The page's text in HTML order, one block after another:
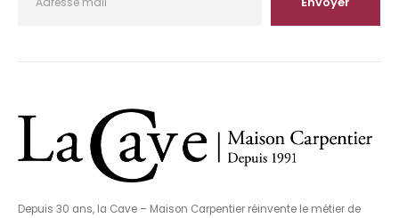
Depuis 30 ans, la Cave – Maison Carpentier réinvente le métier de